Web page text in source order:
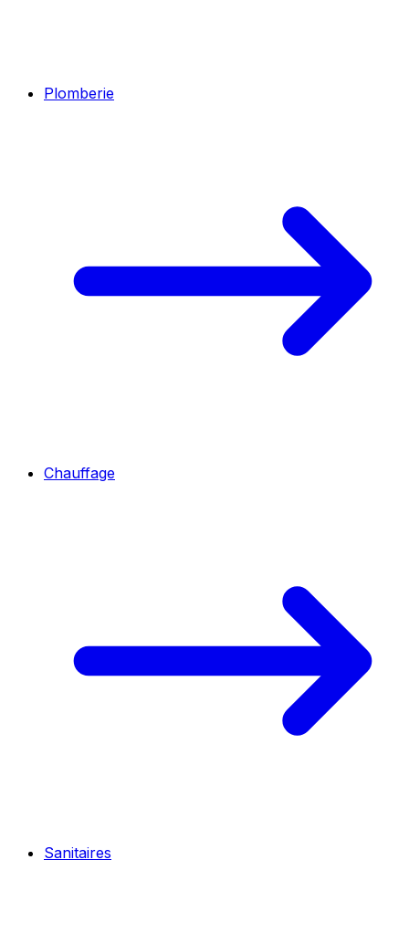
Plomberie
Chauffage
Sanitaires